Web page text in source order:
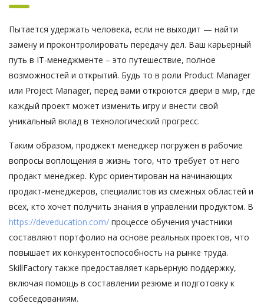
Пытается удержать человека, если не выходит — найти
замену и проконтролировать передачу дел. Ваш карьерный
путь в IT-менеджменте – это путешествие, полное
возможностей и открытий. Будь то в роли Product Manager
или Project Manager, перед вами откроются двери в мир, где
каждый проект может изменить игру и внести свой
уникальный вклад в технологический прогресс.
Таким образом, проджект менеджер погружён в рабочие
вопросы воплощения в жизнь того, что требует от него
продакт менеджер. Курс ориентирован на начинающих
продакт-менеджеров, специалистов из смежных областей и
всех, кто хочет получить знания в управлении продуктом. В
https://deveducation.com/ процессе обучения участники
составляют портфолио на основе реальных проектов, что
повышает их конкурентоспособность на рынке труда.
SkillFactory также предоставляет карьерную поддержку,
включая помощь в составлении резюме и подготовку к
собеседованиям.